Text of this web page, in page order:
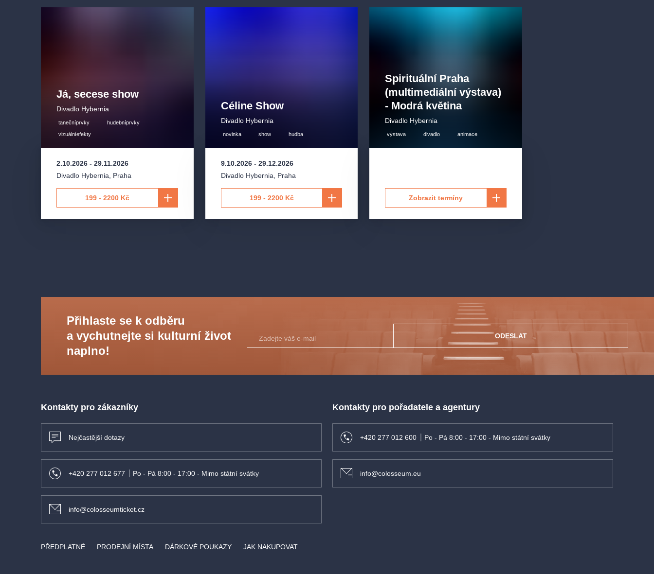
Já, secese show
Divadlo Hybernia
tanečníprvky
hudebníprvky
vizuálníefekty
2.10.2026 - 29.11.2026
Divadlo Hybernia
Praha
199 - 2200 Kč
Céline Show
Divadlo Hybernia
novinka show hudba
9.10.2026- 29.12.2026
Divadlo Hybernia
Praha
199 - 2200 Kč
Spirituální Praha
(multimediální výstava)
- Modrá květina
Divadlo Hybernia
výstava divadlo animace
Zobrazit termíny
Přihlaste se k odběru
a vychutnejte si kulturní život
naplno!
ODESLAT
Kontakty pro zákazníky
Nejčastější dotazy
+420 277 012 677 Po - Pá 8:00 - 17:00 - Mimo státní svátky
info@colosseumticket.cz
Kontakty pro pořadatele a agentury
+420 277 012 600 Po - Pá 8:00 - 17:00 - Mimo státní svátky
info@colosseum.eu
PŘEDPLATNÉ PRODEJNÍ MÍSTA DÁRKOVÉ POUKAZY JAK NAKUPOVAT